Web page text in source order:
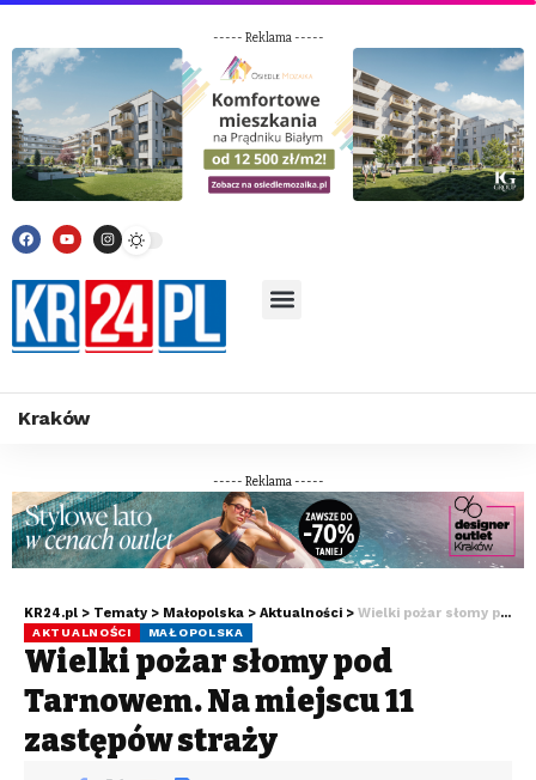
----- Reklama -----
Kraków
----- Reklama -----
KR24.pl > Tematy > Małopolska > Aktualności > Wielki pożar słomy pod Tarnowem. Na miejscu 11 zastępów straży
AKTUALNOŚCI MAŁOPOLSKA
Wielki pożar słomy pod
Tarnowem. Na miejscu 11
zastępów straży